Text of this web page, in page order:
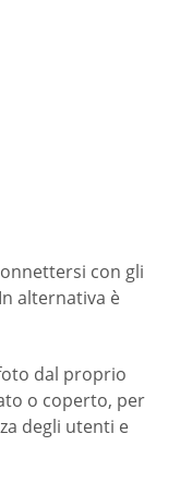
con gli
alternativa è
dal proprio
o coperto, per
degli utenti e